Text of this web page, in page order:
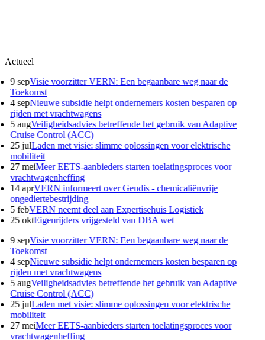
Actueel
9 sepVisie voorzitter VERN: Een begaanbare weg naar de
Toekomst
4 sepNieuwe subsidie helpt ondernemers kosten besparen op
rijden met vrachtwagens
5 augVeiligheidsadvies betreffende het gebruik van Adaptive
Cruise Control (ACC)
25 julLaden met visie: slimme oplossingen voor elektrische
mobiliteit
27 meiMeer EETS-aanbieders starten toelatingsproces voor
vrachtwagenheffing
14 aprVERN informeert over Gendis - chemicaliënvrije
ongediertebestrijding
5 febVERN neemt deel aan Expertisehuis Logistiek
25 oktEigenrijders vrijgesteld van DBA wet
9 sepVisie voorzitter VERN: Een begaanbare weg naar de
Toekomst
4 sepNieuwe subsidie helpt ondernemers kosten besparen op
rijden met vrachtwagens
5 augVeiligheidsadvies betreffende het gebruik van Adaptive
Cruise Control (ACC)
25 julLaden met visie: slimme oplossingen voor elektrische
mobiliteit
27 meiMeer EETS-aanbieders starten toelatingsproces voor
vrachtwagenheffing